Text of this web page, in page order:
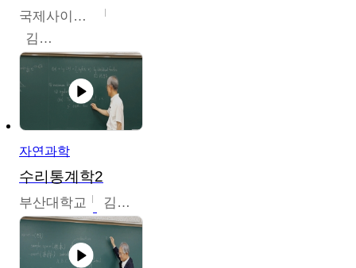
국제사이버대학교
김완수
자연과학
수리통계학2
부산대학교 김충락